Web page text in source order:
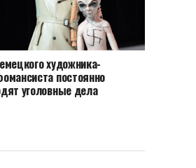
художника-
постоянно
уголовные дела